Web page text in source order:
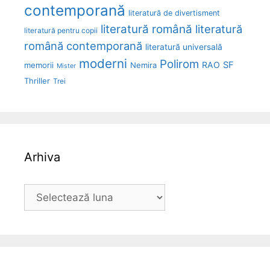
contemporană literatură de divertisment
literatură pentru copii literatură română literatură
română contemporană literatură universală
memorii Mister moderni Nemira Polirom RAO SF
Thriller Trei
Arhiva
Arhiva